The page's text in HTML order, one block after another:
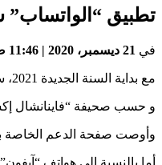
تطبيق “الواتساب”
في 21 ديسمبر، 2020 | 11:46 صباحًا
مع بداية السنة الجديدة 2021، سينتهي دعم تطبيق المراسلات الشهير “واتسآب” لبعض الهواتف الذكية التي تعمل بنظامي “أندرويد” و”آي أو إس”.
و حسب صحيفة “فاينانشال إكسبريس”
وأوصت صفحة الدعم الخاصة